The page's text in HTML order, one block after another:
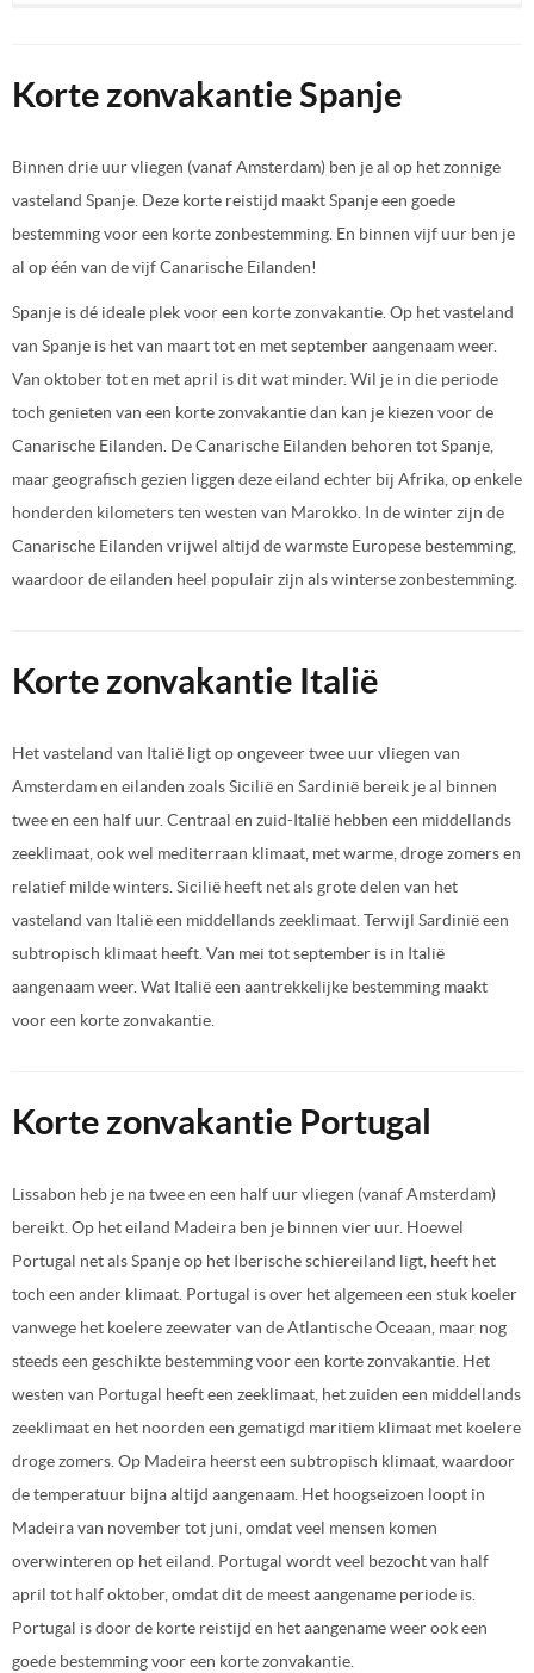
Korte zonvakantie Spanje
Binnen drie uur vliegen (vanaf Amsterdam) ben je al op het zonnige
vasteland Spanje. Deze korte reistijd maakt Spanje een goede
bestemming voor een korte zonbestemming. En binnen vijf uur ben je
al op één van de vijf Canarische Eilanden!
Spanje is dé ideale plek voor een korte zonvakantie. Op het vasteland
van Spanje is het van maart tot en met september aangenaam weer.
Van oktober tot en met april is dit wat minder. Wil je in die periode
toch genieten van een korte zonvakantie dan kan je kiezen voor de
Canarische Eilanden. De Canarische Eilanden behoren tot Spanje,
maar geografisch gezien liggen deze eiland echter bij Afrika, op enkele
honderden kilometers ten westen van Marokko. In de winter zijn de
Canarische Eilanden vrijwel altijd de warmste Europese bestemming,
waardoor de eilanden heel populair zijn als winterse zonbestemming.
Korte zonvakantie Italië
Het vasteland van Italië ligt op ongeveer twee uur vliegen van
Amsterdam en eilanden zoals Sicilië en Sardinië bereik je al binnen
twee en een half uur. Centraal en zuid-Italië hebben een middellands
zeeklimaat, ook wel mediterraan klimaat, met warme, droge zomers en
relatief milde winters. Sicilië heeft net als grote delen van het
vasteland van Italië een middellands zeeklimaat. Terwijl Sardinië een
subtropisch klimaat heeft. Van mei tot september is in Italië
aangenaam weer. Wat Italië een aantrekkelijke bestemming maakt
voor een korte zonvakantie.
Korte zonvakantie Portugal
Lissabon heb je na twee en een half uur vliegen (vanaf Amsterdam)
bereikt. Op het eiland Madeira ben je binnen vier uur. Hoewel
Portugal net als Spanje op het Iberische schiereiland ligt, heeft het
toch een ander klimaat. Portugal is over het algemeen een stuk koeler
vanwege het koelere zeewater van de Atlantische Oceaan, maar nog
steeds een geschikte bestemming voor een korte zonvakantie. Het
westen van Portugal heeft een zeeklimaat, het zuiden een middellands
zeeklimaat en het noorden een gematigd maritiem klimaat met koelere
droge zomers. Op Madeira heerst een subtropisch klimaat, waardoor
de temperatuur bijna altijd aangenaam. Het hoogseizoen loopt in
Madeira van november tot juni, omdat veel mensen komen
overwinteren op het eiland. Portugal wordt veel bezocht van half
april tot half oktober, omdat dit de meest aangename periode is.
Portugal is door de korte reistijd en het aangename weer ook een
goede bestemming voor een korte zonvakantie.